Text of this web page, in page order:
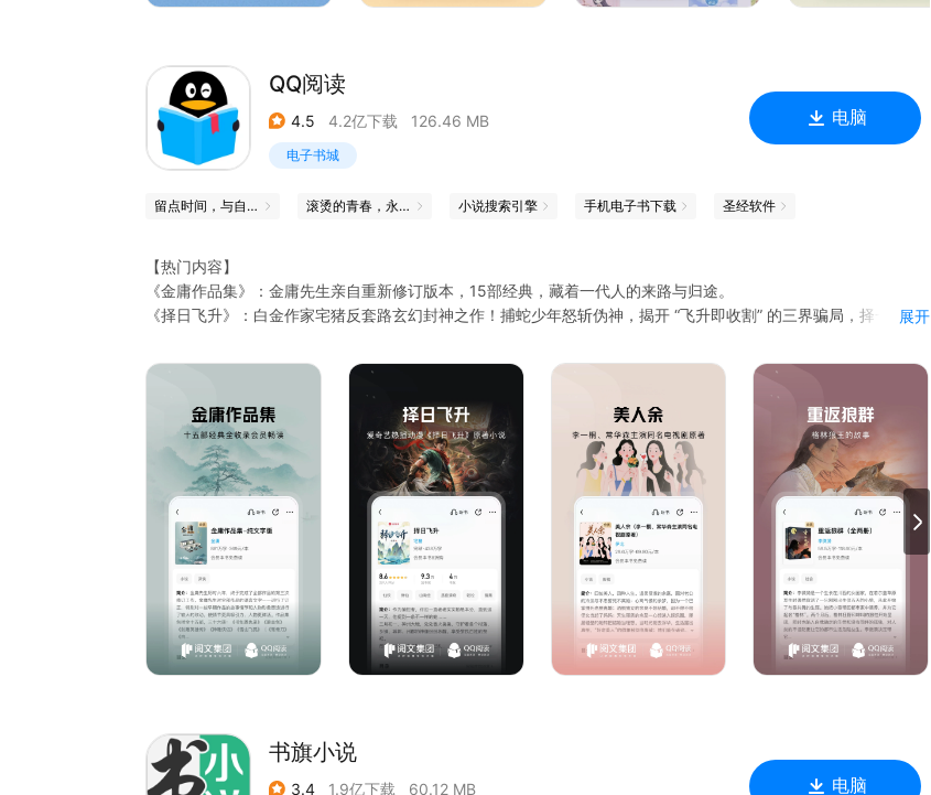
【联系我们】
百度贴吧:百度阅读吧
电子邮箱: yuedu@baidu.comcom
欢迎在百度阅读各平台提出您宝贵的建议,更有好礼、特权相送~
QQ阅读
4.5 4.2亿下载 126.46 MB
电子书城
电脑
留点时间，与自己独处 滚烫的青春，永远的心跳 小说搜索引擎 手机电子书下载 圣经软件
【热门内容】
《金庸作品集》：金庸先生亲自重新修订版本，15部经典，藏着一代人的来路与归途。
《择日飞升》：白金作家宅猪反套路玄幻封神之作！捕蛇少年怒斩伪神，揭开 “飞升即收割” 的三界骗局，择一线生
《美人余》：李一桐、王佳佳、常华森、曾梦雪领衔主演同名剧原著小说，婚姻悬疑+女性成长，30+女性的觉醒历
《重返狼群》：现象级爆款，话题播放量破34亿次！“格林”“重返狼群”使无数网友泪目，完整收录视频未公开细节。
网友追问的“格林的后续”，上下2册完整呈现。
《舅舅开门！我又捡凶兽回来啦》：惨了三年的可怜宝宝一朝得知自己有五个舅舅，像是猛兽圈子里多了只毛茸茸
的奶猫，从被人人欺负的小可怜成了团宠。只是漂亮宝宝喜欢在外面捡小动物回来养。舅舅们：你到底知不知道自
己捡回来的都是些什么东西啊！它们明明就是一群凶兽！
《人在诡异，但被开除人籍》：别人进副本求生存，她进副本愁不够杀。诡异NPC见了想跑，BOSS被她当玩具——
这位玩家，似乎不太像活人。
展开
书旗小说
3.4 1.9亿下载 60.12 MB 电脑